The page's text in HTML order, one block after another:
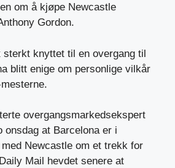
om å kjøpe Newcastle
Gordon.
knyttet til en overgang til
blitt enige om personlige vilkår
overgangsmarkedsekspert
onsdag at Barcelona er i
Newcastle om et trekk for
Mail hevdet senere at